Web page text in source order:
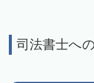
司法書士へ